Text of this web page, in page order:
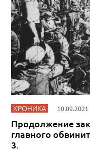
ХРОНИКА 10.09.2021
Продолжение
главного
3.